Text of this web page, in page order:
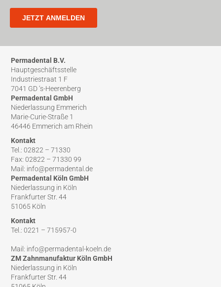
Permadental B.V.
Hauptgeschäftsstelle
Industriestraat 1 F
7041 GD ‘s-Heerenberg
Permadental GmbH
Niederlassung Emmerich
Marie-Curie-Straße 1
46446 Emmerich am Rhein
Kontakt
Tel.: 02822 – 71330
Fax: 02822 – 71330 99
Mail: info@permadental.de
Permadental Köln GmbH
Niederlassung in Köln
Frankfurter Str. 44
51065 Köln
Kontakt
Tel.: 0221 – 715957-0
Mail: info@permadental-koeln.de
ZM Zahnmanufaktur Köln GmbH
Niederlassung in Köln
Frankfurter Str. 44